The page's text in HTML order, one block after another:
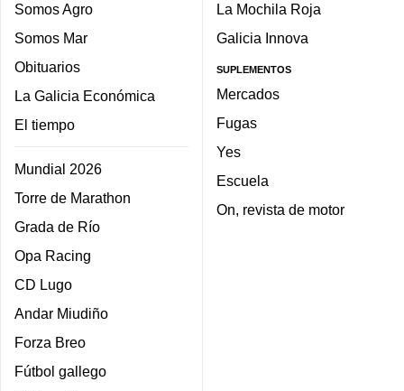
Somos Agro
Somos Mar
Obituarios
La Galicia Económica
El tiempo
Mundial 2026
Torre de Marathon
Grada de Río
Opa Racing
CD Lugo
Andar Miudiño
Forza Breo
Fútbol gallego
La Mochila Roja
Galicia Innova
SUPLEMENTOS
Mercados
Fugas
Yes
Escuela
On, revista de motor